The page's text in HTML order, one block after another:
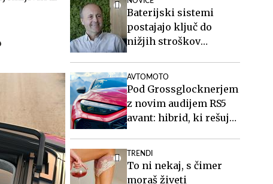
Baterijski sistemi
postajajo ključ do
nižjih stroškov
AVTOMOTO
Pod Grossglocknerjem
z novim audijem RS5
avant: hibrid, ki rešuje
TRENDI
To ni nekaj, s čimer
moraš živeti